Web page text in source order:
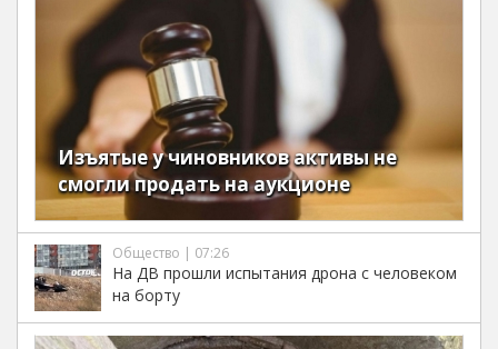
Изъятые у чиновников активы не
смогли продать на аукционе
Общество | 07:26
На ДВ прошли испытания дрона с человеком
на борту